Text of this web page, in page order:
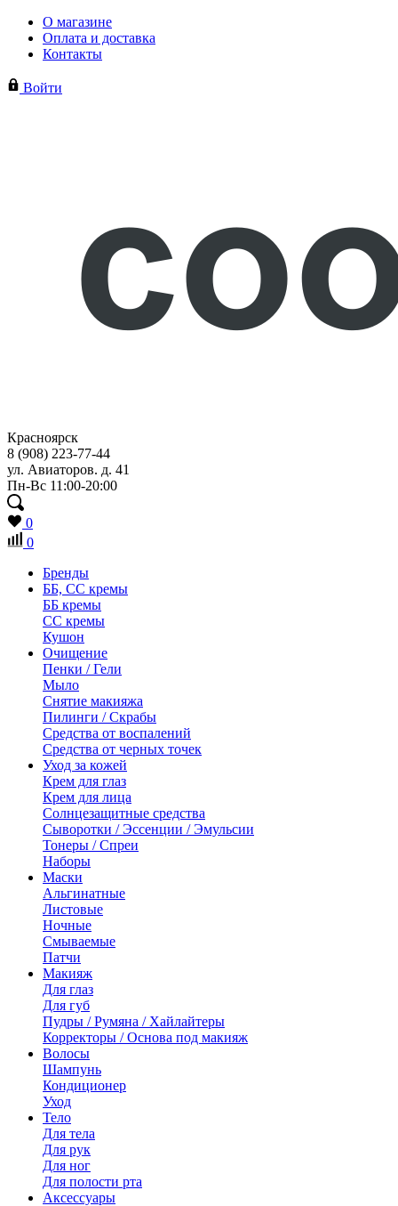
О магазине
Оплата и доставка
Контакты
Войти
Красноярск
8 (908) 223-77-44
ул. Авиаторов. д. 41
Пн-Вс 11:00-20:00
0
0
Бренды
ББ, СС кремы
ББ кремы
CC кремы
Кушон
Очищение
Пенки / Гели
Мыло
Снятие макияжа
Пилинги / Скрабы
Средства от воспалений
Средства от черных точек
Уход за кожей
Крем для глаз
Крем для лица
Солнцезащитные средства
Сыворотки / Эссенции / Эмульсии
Тонеры / Спреи
Наборы
Маски
Альгинатные
Листовые
Ночные
Смываемые
Патчи
Макияж
Для глаз
Для губ
Пудры / Румяна / Хайлайтеры
Корректоры / Основа под макияж
Волосы
Шампунь
Кондиционер
Уход
Тело
Для тела
Для рук
Для ног
Для полости рта
Аксессуары